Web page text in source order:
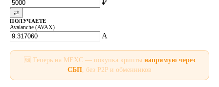
₽
⇄
ПОЛУЧАЕТЕ
Avalanche (AVAX)
A
🆕 Теперь на MEXC — покупка крипты напрямую через
СБП, без P2P и обменников